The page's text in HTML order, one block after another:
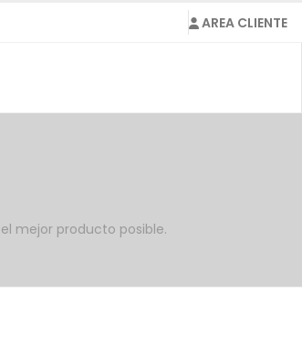
AREA CLIENTE
mejor producto posible.